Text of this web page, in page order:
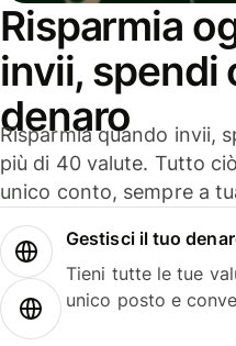
Risparmia
invii, spendi
denaro
Risparmia quando invii,
più di 40 valute. Tutto
unico conto, sempre a
Gestisci il tuo
Tieni tutte le tue
unico posto e